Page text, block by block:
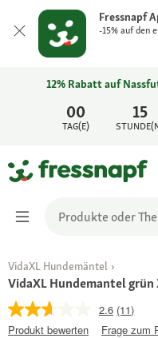
Fressnapf
-15% auf den
00
TAG(E)
15
12% Rabatt auf
VidaXL Hundemäntel
VidaXL Hundemantel grün
2.6 (11)
Produkt bewerten
Frage zum